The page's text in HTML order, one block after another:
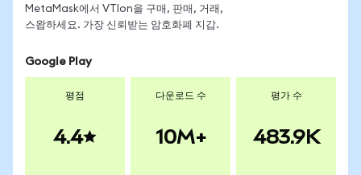
MetaMask에서 VTIon을 구매, 판매, 거래,
스왑하세요. 가장 신뢰받는 암호화폐 지갑.
Google Play
평점
4.4
다운로드 수
10M+
평가 수
483.9K